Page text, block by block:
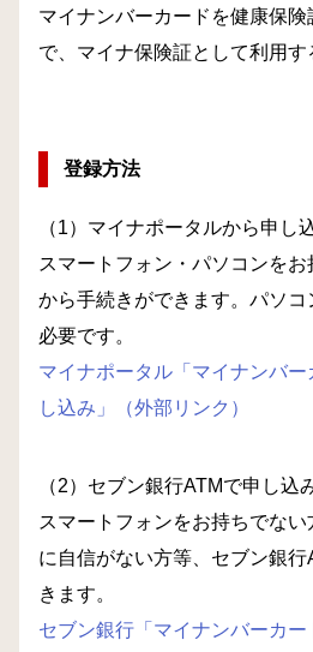
マイナンバーカードを健康保
で、マイナ保険証として利用す
登録方法
（1）マイナポータルから申し
スマートフォン・パソコンを
から手続きができます。パソ
必要です。
マイナポータル「マイナンバ
し込み」（外部リンク）
（2）セブン銀行ATMで申し込
スマートフォンをお持ちでな
に自信がない方等、セブン銀
きます。
セブン銀行「マイナンバーカ